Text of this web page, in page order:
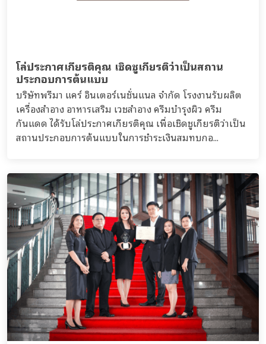
โล่ประกาศเกียรติคุณ เชิดชูเกียรติว่าเป็นสถาน
ประกอบการต้นแบบ
บริษัทพรีมา แคร์ อินเตอร์เนชั่นแนล จำกัด โรงงานรับผลิต
เครื่องสำอาง อาหารเสริม เวชสำอาง ครีมบำรุงผิว ครีม
กันแดด ได้รับโล่ประกาศเกียรติคุณ เพื่อเชิดชูเกียรติว่าเป็น
สถานประกอบการต้นแบบในการชำระเงินสมทบกอ...